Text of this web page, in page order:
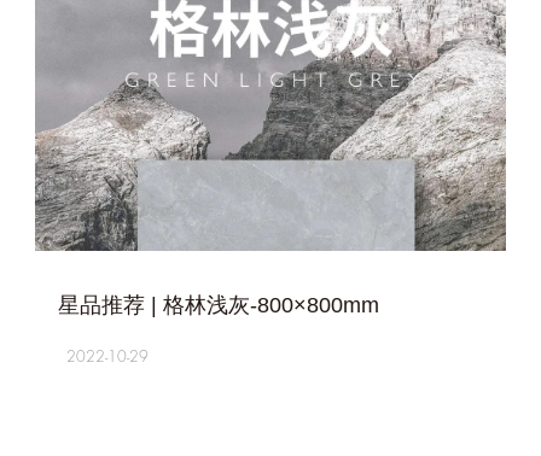
星品推荐 | 格林浅灰-800×800mm
2022-10-29